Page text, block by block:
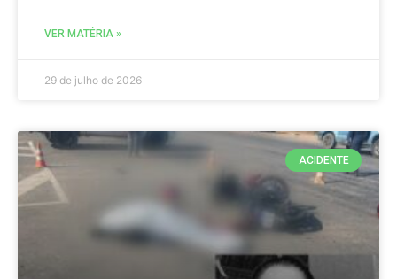
VER MATÉRIA »
29 de julho de 2026
ACIDENTE